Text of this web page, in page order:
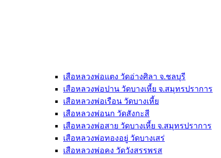
เสือหลวงพ่อแตง วัดอ่างศิลา จ.ชลบุรี
เสือหลวงพ่อปาน วัดบางเหี้ย จ.สมุทรปราการ
เสือหลวงพ่อเรือน วัดบางเหี้ย
เสือหลวงพ่อนก วัดสังกะสี
เสือหลวงพ่อสาย วัดบางเหี้ย จ.สมุทรปราการ
เสือหลวงพ่อทองอยู่ วัดบางเสร่
เสือหลวงพ่อคง วัดวังสรรพรส